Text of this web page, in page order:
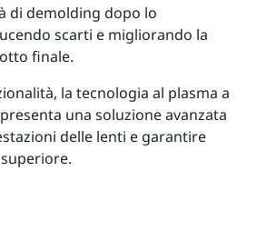
di demolding dopo lo
scarti e migliorando la
finale.
la tecnologia al plasma a
una soluzione avanzata
delle lenti e garantire
superiore.